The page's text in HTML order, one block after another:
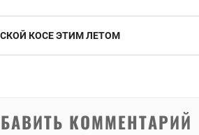
КОСЕ ЭТИМ ЛЕТОМ
КОММЕНТАРИЙ